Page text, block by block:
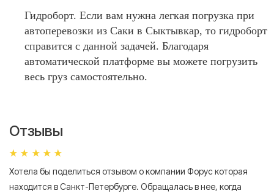
Гидроборт. Если вам нужна легкая погрузка при
автоперевозки из Саки в Сыктывкар, то гидроборт
справится с данной задачей. Благодаря
автоматической платформе вы можете погрузить
весь груз самостоятельно.
Отзывы
Хотела бы поделиться отзывом о компании Форус которая
находится в Санкт-Петербурге. Обращалась в нее, когда